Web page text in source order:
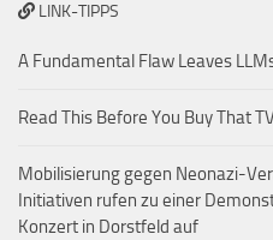
LINK-TIPPS
A Fundamental Flaw Leaves
Read This Before You Buy That
Mobilisierung gegen Neonazi-
Initiativen rufen zu einer
Konzert in Dorstfeld auf